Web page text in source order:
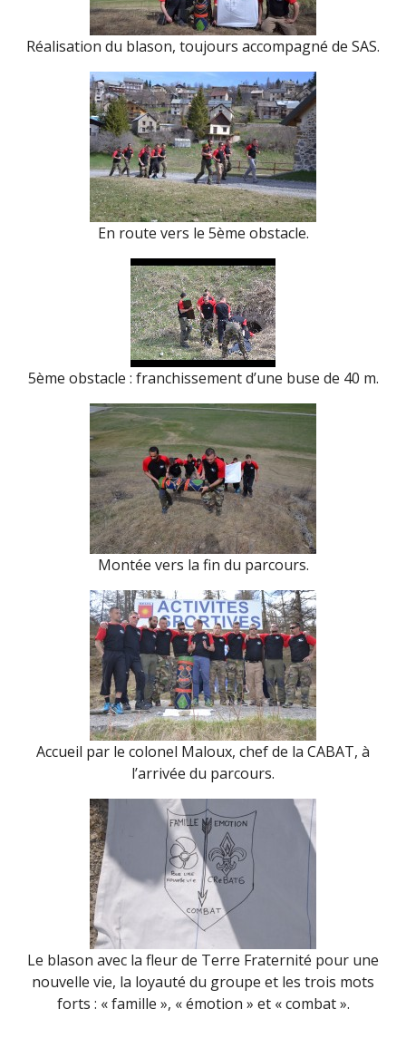
Réalisation du blason, toujours accompagné de SAS.
En route vers le 5ème obstacle.
5ème obstacle : franchissement d’une buse de 40 m.
Montée vers la fin du parcours.
Accueil par le colonel Maloux, chef de la CABAT, à
l’arrivée du parcours.
Le blason avec la fleur de Terre Fraternité pour une
nouvelle vie, la loyauté du groupe et les trois mots
forts : « famille », « émotion » et « combat ».